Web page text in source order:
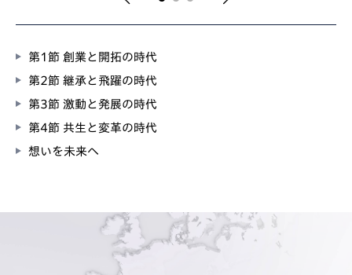
第1節 創業と開拓の時代
第2節 継承と飛躍の時代
第3節 激動と発展の時代
第4節 共生と変革の時代
想いを未来へ